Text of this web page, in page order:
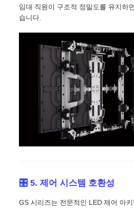
임대 직원이 구조적 정밀도를 유지하
습니다.
🎛️ 5. 제어 시스템 호환성
GS 시리즈는 전문적인 LED 제어 아